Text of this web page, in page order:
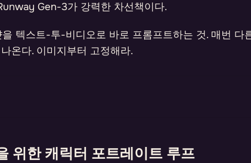
Gen-3가 강력한 차선책이다.
을 텍스트-투-비디오로 바로 프롬프트하는 것. 매번 다
온다. 이미지부터 고정해라.
위한 캐릭터 포트레이트 루프